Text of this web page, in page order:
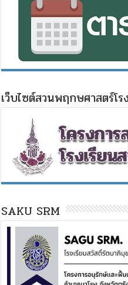
เว็บไซต์สวนพฤกษศาสตร์โร
SAKU SRM